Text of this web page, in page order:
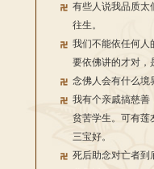
有些人说我品质太
往生。
我们不能依任何人
要依佛讲的才对，
念佛人会有什么境
我有个亲戚搞慈善
贫苦学生。可有莲
三宝好。
死后助念对亡者到